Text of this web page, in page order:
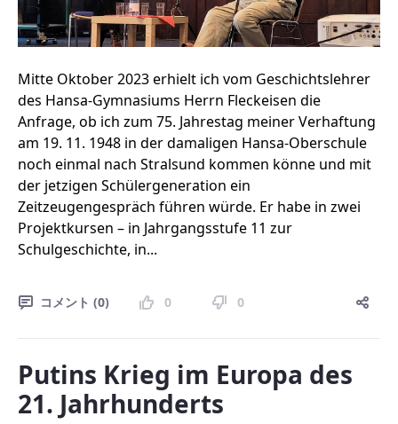
Mitte Oktober 2023 erhielt ich vom Geschichtslehrer
des Hansa-Gymnasiums Herrn Fleckeisen die
Anfrage, ob ich zum 75. Jahrestag meiner Verhaftung
am 19. 11. 1948 in der damaligen Hansa-Oberschule
noch einmal nach Stralsund kommen könne und mit
der jetzigen Schülergeneration ein
Zeitzeugengespräch führen würde. Er habe in zwei
Projektkursen – in Jahrgangsstufe 11 zur
Schulgeschichte, in...
コメント (0) 0 0
Putins Krieg im Europa des
21. Jahrhunderts